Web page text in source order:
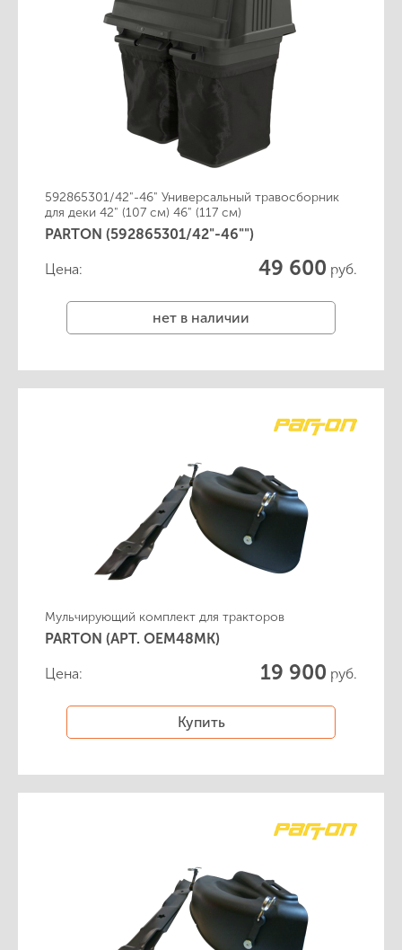
592865301/42"-46" Универсальный травосборник
для деки 42" (107 см) 46" (117 см)
PARTON (592865301/42"-46"")
Цена: 49 600 руб.
нет в наличии
Мульчирующий комплект для тракторов
PARTON (АРТ. OEM48MK)
Цена: 19 900 руб.
Купить